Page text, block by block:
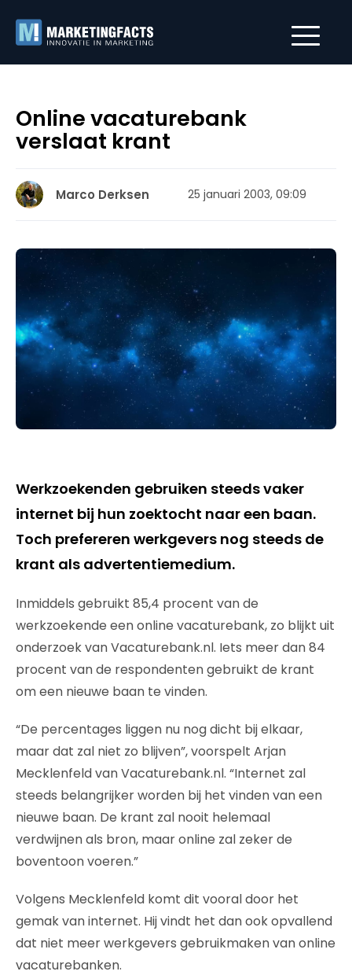
Online vacaturebank
verslaat krant
Marco Derksen 25 januari 2003, 09:09
Werkzoekenden gebruiken steeds vaker
internet bij hun zoektocht naar een baan.
Toch prefereren werkgevers nog steeds de
krant als advertentiemedium.
Inmiddels gebruikt 85,4 procent van de
werkzoekende een online vacaturebank, zo blijkt uit
onderzoek van Vacaturebank.nl. Iets meer dan 84
procent van de respondenten gebruikt de krant
om een nieuwe baan te vinden.
“De percentages liggen nu nog dicht bij elkaar,
maar dat zal niet zo blijven”, voorspelt Arjan
Mecklenfeld van Vacaturebank.nl. “Internet zal
steeds belangrijker worden bij het vinden van een
nieuwe baan. De krant zal nooit helemaal
verdwijnen als bron, maar online zal zeker de
boventoon voeren.”
Volgens Mecklenfeld komt dit vooral door het
gemak van internet. Hij vindt het dan ook opvallend
dat niet meer werkgevers gebruikmaken van online
vacaturebanken.